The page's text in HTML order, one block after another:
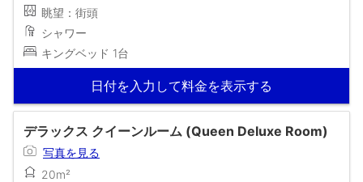
眺望：街頭
シャワー
キングベッド 1台
日付を入力して料金を表示する
デラックス クイーンルーム (Queen Deluxe Room)
写真を見る
20m²